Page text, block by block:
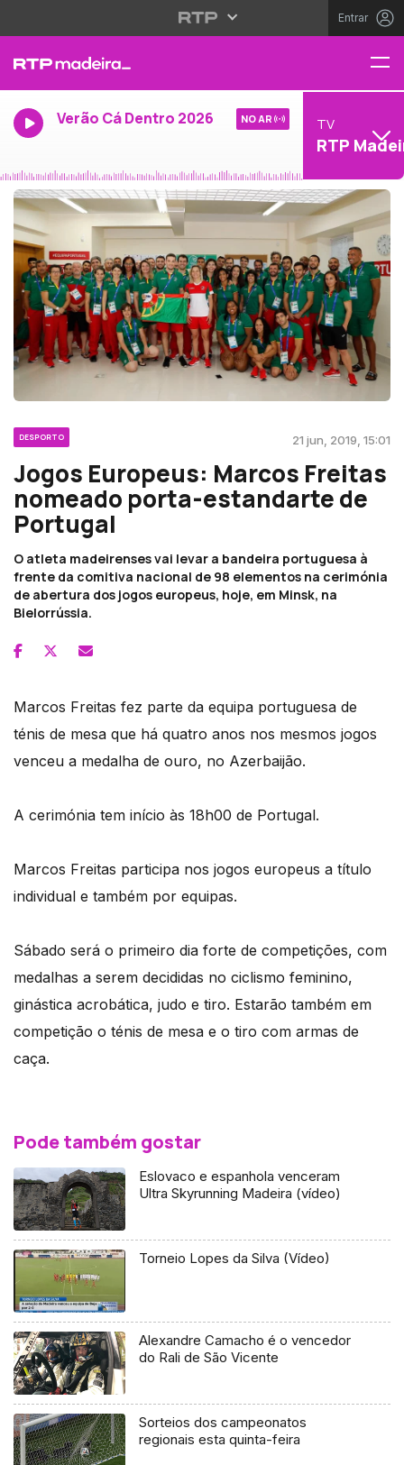
Entrar
Verão Cá Dentro 2026 NO AR TV
RTP
DESPORTO 21 jun, 2019, 15:01
Jogos Europeus: Marcos Freitas
nomeado porta-estandarte de
Portugal
O atleta madeirenses vai levar a bandeira portuguesa à
frente da comitiva nacional de 98 elementos na cerimónia
de abertura dos jogos europeus, hoje, em Minsk, na
Bielorrússia.
Marcos Freitas fez parte da equipa portuguesa de
ténis de mesa que há quatro anos nos mesmos jogos
venceu a medalha de ouro, no Azerbaijão.
A cerimónia tem início às 18h00 de Portugal.
Marcos Freitas participa nos jogos europeus a título
individual e também por equipas.
Sábado será o primeiro dia forte de competições, com
medalhas a serem decididas no ciclismo feminino,
ginástica acrobática, judo e tiro. Estarão também em
competição o ténis de mesa e o tiro com armas de
caça.
Pode também gostar
Eslovaco e espanhola venceram
Ultra Skyrunning Madeira (vídeo)
Torneio Lopes da Silva (Vídeo)
Alexandre Camacho é o vencedor
do Rali de São Vicente
Sorteios dos campeonatos
regionais esta quinta-feira